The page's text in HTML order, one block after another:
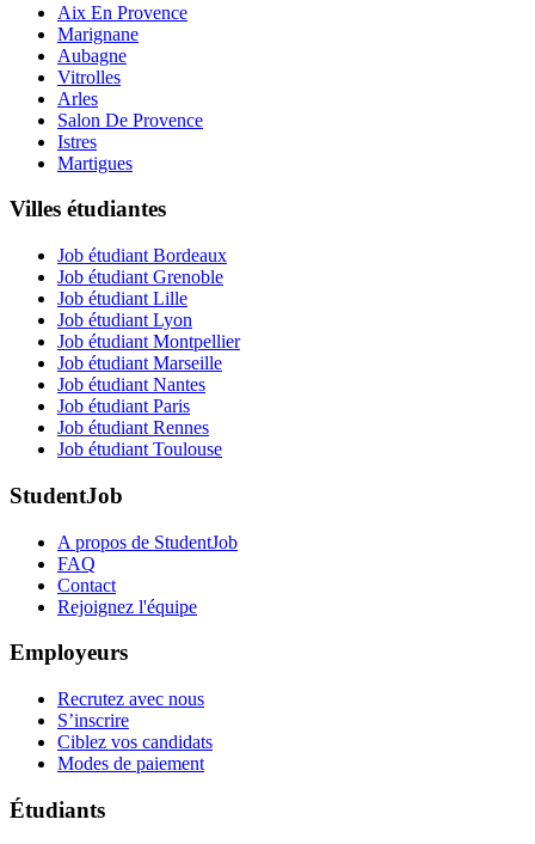
Aix En Provence
Marignane
Aubagne
Vitrolles
Arles
Salon De Provence
Istres
Martigues
Villes étudiantes
Job étudiant Bordeaux
Job étudiant Grenoble
Job étudiant Lille
Job étudiant Lyon
Job étudiant Montpellier
Job étudiant Marseille
Job étudiant Nantes
Job étudiant Paris
Job étudiant Rennes
Job étudiant Toulouse
StudentJob
A propos de StudentJob
FAQ
Contact
Rejoignez l'équipe
Employeurs
Recrutez avec nous
S’inscrire
Ciblez vos candidats
Modes de paiement
Étudiants